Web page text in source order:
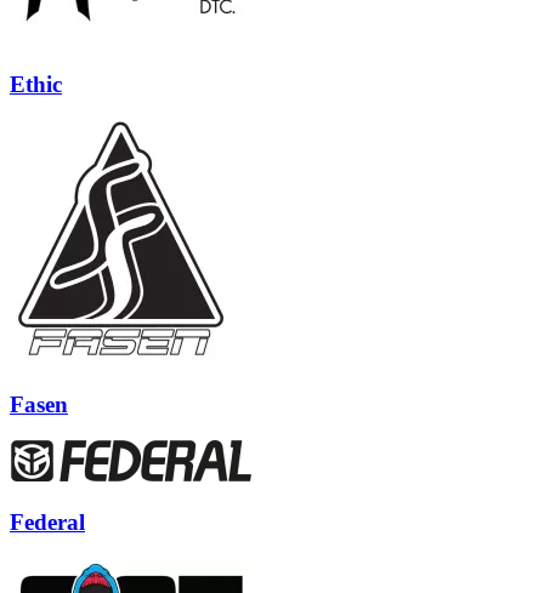
Ethic
Fasen
Federal